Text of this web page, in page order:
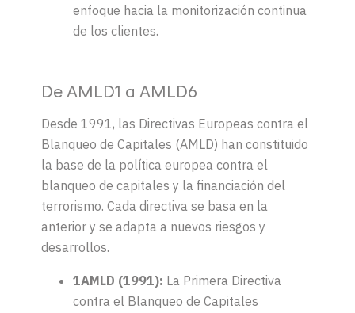
enfoque hacia la monitorización continua
de los clientes.
De AMLD1 a AMLD6
Desde 1991, las Directivas Europeas contra el
Blanqueo de Capitales (AMLD) han constituido
la base de la política europea contra el
blanqueo de capitales y la financiación del
terrorismo. Cada directiva se basa en la
anterior y se adapta a nuevos riesgos y
desarrollos.
1AMLD (1991): La Primera Directiva
contra el Blanqueo de Capitales